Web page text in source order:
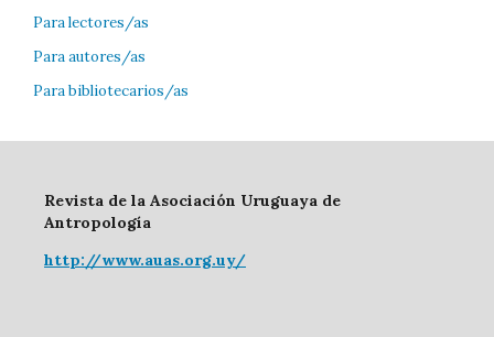
Para lectores/as
Para autores/as
Para bibliotecarios/as
Revista de la Asociación Uruguaya de
Antropología
http://www.auas.org.uy/